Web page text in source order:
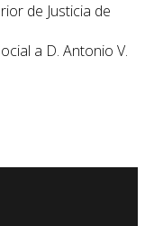
de Justicia de
a D. Antonio V.